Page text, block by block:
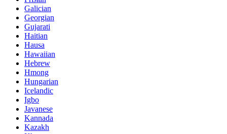
Galician
Georgian
Gujarati
Haitian
Hausa
Hawaiian
Hebrew
Hmong
Hungarian
Icelandic
Igbo
Javanese
Kannada
Kazakh